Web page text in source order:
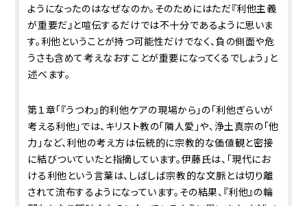
ようになったのはなぜなのか。そのためにはただ『利他主義
が重要だ』と喧伝するだけでは不十分であるように思いま
す。利他ということが持つ可能性だけでなく、負の側面や危
うさも含めて考えなおすことが重要になってくるでしょう」と
述べます。
第１章「『うつわ』的利他――ケアの現場から」の「利他ぎらいが
考える利他」では、キリスト教の「隣人愛」や、浄土真宗の「他
力」など、利他の考え方は伝統的に宗教的な価値観と密接
に結びついていたと指摘しています。伊藤氏は、「現代にお
ける利他という言葉は、しばしば宗教的な文脈とは切り離
されて流布するようになっています。その結果、『利他』の輪